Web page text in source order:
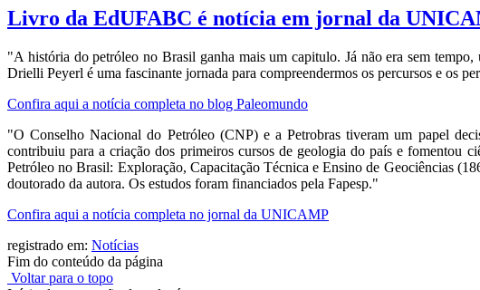
Livro da EdUFABC é notícia em jornal da
"A história do petróleo no Brasil ganha mais um capitulo. Já não era sem
Drielli Peyerl é uma fascinante jornada para compreendermos os percursos e os
Confira aqui a notícia completa no blog Paleomundo
"O Conselho Nacional do Petróleo (CNP) e a Petrobras tiveram um papel
contribuiu para a criação dos primeiros cursos de geologia do país e fomentou
Petróleo no Brasil: Exploração, Capacitação Técnica e Ensino de Geociências
doutorado da autora. Os estudos foram financiados pela Fapesp."
Confira aqui a notícia completa no jornal da UNICAMP
registrado em: Notícias
Fim do conteúdo da página
Voltar para o topo